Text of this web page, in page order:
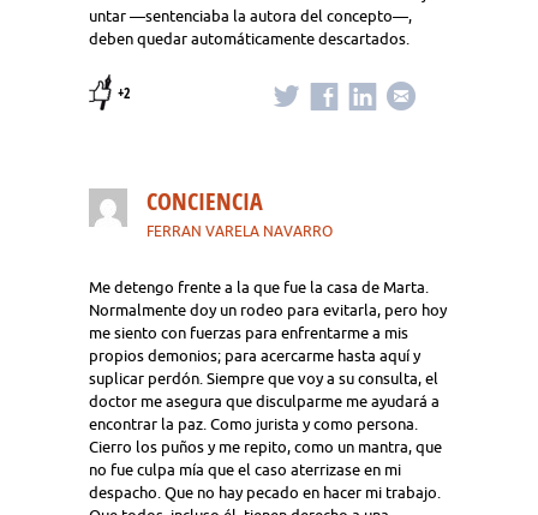
untar —sentenciaba la autora del concepto—,
deben quedar automáticamente descartados.
+2
CONCIENCIA
FERRAN VARELA NAVARRO
Me detengo frente a la que fue la casa de Marta.
Normalmente doy un rodeo para evitarla, pero hoy
me siento con fuerzas para enfrentarme a mis
propios demonios; para acercarme hasta aquí y
suplicar perdón. Siempre que voy a su consulta, el
doctor me asegura que disculparme me ayudará a
encontrar la paz. Como jurista y como persona.
Cierro los puños y me repito, como un mantra, que
no fue culpa mía que el caso aterrizase en mi
despacho. Que no hay pecado en hacer mi trabajo.